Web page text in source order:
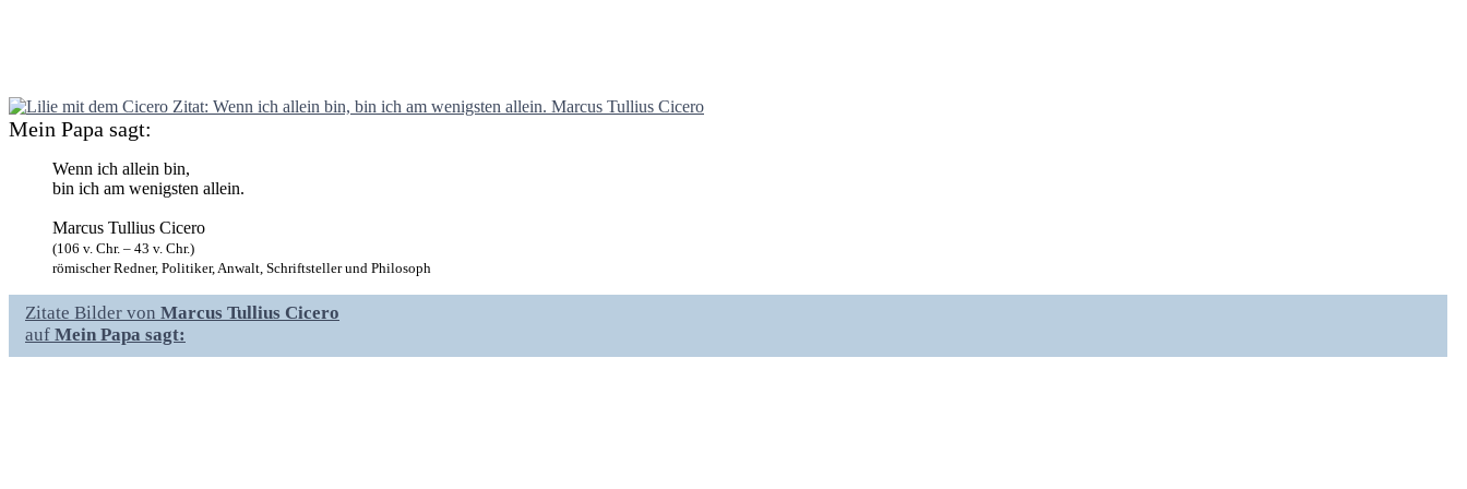
Mein Papa sagt:
Wenn ich allein bin,
bin ich am wenigsten allein.
Marcus Tullius Cicero
(106 v. Chr. – 43 v. Chr.)
römischer Redner, Politiker, Anwalt, Schriftsteller und Philosoph
Zitate Bilder von Marcus Tullius Cicero
auf Mein Papa sagt: